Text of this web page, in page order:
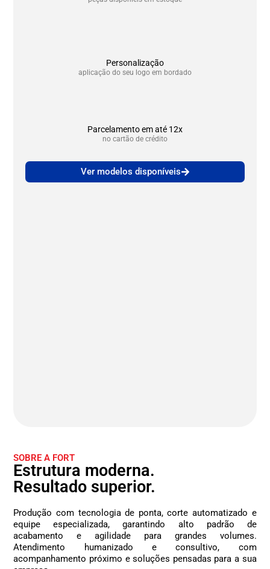
Personalização
aplicação do seu logo em bordado
Parcelamento em até 12x
no cartão de crédito
Ver modelos disponíveis
SOBRE A FORT
Estrutura moderna.
Resultado superior.
Produção com tecnologia de ponta, corte automatizado e
equipe especializada, garantindo alto padrão de
acabamento e agilidade para grandes volumes.
Atendimento humanizado e consultivo, com
acompanhamento próximo e soluções pensadas para a sua